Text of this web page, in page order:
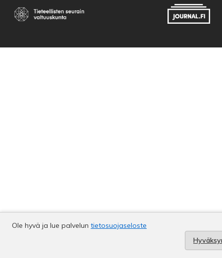
Ole hyvä ja lue palvelun tietosuojaseloste